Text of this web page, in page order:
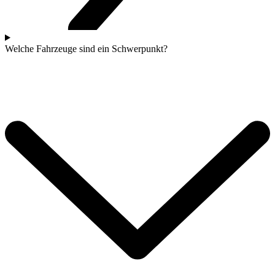
Welche Fahrzeuge sind ein Schwerpunkt?